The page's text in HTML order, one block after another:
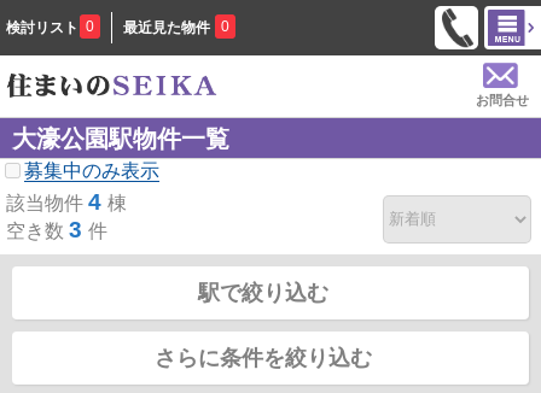
検討リスト 0 最近見た物件 0
お問合せ
大濠公園駅物件一覧
募集中のみ表示
該当物件 4 棟
空き数 3 件
駅で絞り込む
さらに条件を絞り込む